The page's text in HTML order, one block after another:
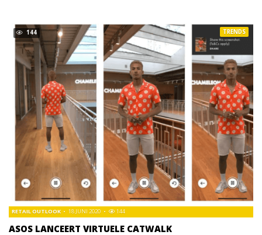
144
ASOS LANCEERT VIRTUELE CATWALK
RETAIL OUTLOOK 18 JUNI 2020 144
TRENDS